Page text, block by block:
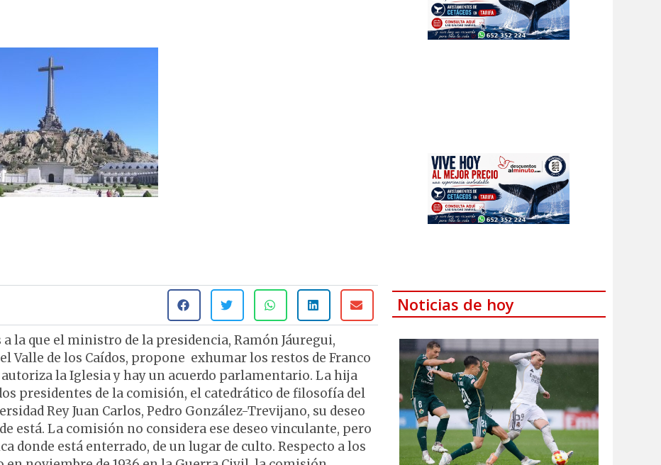
la que el ministro de la presidencia, Ramón Jáuregui,
de los Caídos, propone exhumar los restos de Franco
la Iglesia y hay un acuerdo parlamentario. La hija
presidentes de la comisión, el catedrático de filosofía del
Rey Juan Carlos, Pedro González-Trevijano, su deseo
está. La comisión no considera ese deseo vinculante, pero
donde está enterrado, de un lugar de culto. Respecto a los
Noticias de hoy